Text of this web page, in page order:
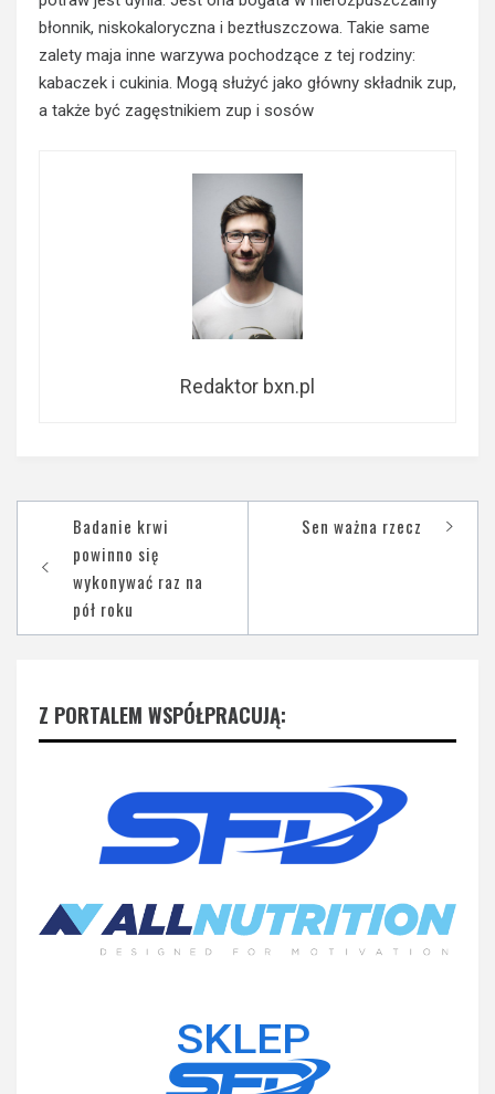
błonnik, niskokaloryczna i beztłuszczowa. Takie same
zalety maja inne warzywa pochodzące z tej rodziny:
kabaczek i cukinia. Mogą służyć jako główny składnik zup,
a także być zagęstnikiem zup i sosów
Redaktor bxn.pl
Nawigacja
wpisu
Badanie krwi
powinno się
wykonywać raz na
pół roku
Sen ważna rzecz
Z PORTALEM WSPÓŁPRACUJĄ: